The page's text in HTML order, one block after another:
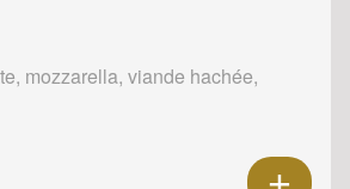
mozzarella, viande hachée,